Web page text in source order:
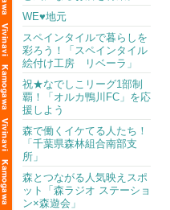
WE♥地元
スペインタイルで暮らしを
彩ろう！「スペインタイル
絵付け工房 リベーラ」
祝★なでしこリーグ1部制
覇！「オルカ鴨川FC」を応
援しよう
森で働くイケてる人たち！
「千葉県森林組合南部支
所」
森とつながる人気映えスポ
ット「森ラジオ ステーショ
ン×森遊会」